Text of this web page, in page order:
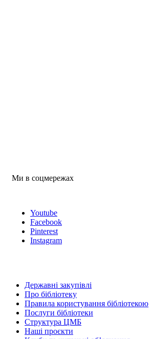
Ми в соцмережах
Youtube
Facebook
Pinterest
Instagram
Державні закупівлі
Про бібліотеку
Правила користування бібліотекою
Послуги бібліотеки
Структура ЦМБ
Наші проєкти